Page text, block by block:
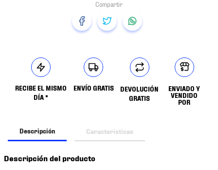
RECIBE EL MISMO
DÍA *
ENVÍO GRATIS
DEVOLUCIÓN
GRATIS
ENVIADO Y
VENDIDO
POR
Descripción Características
Descripción del producto